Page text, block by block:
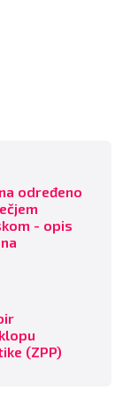
određeno
- opis
(ZPP)